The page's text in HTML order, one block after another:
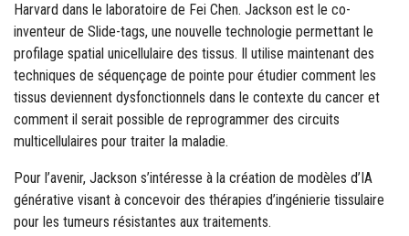
Harvard dans le laboratoire de Fei Chen. Jackson est le co-
inventeur de Slide-tags, une nouvelle technologie permettant le
profilage spatial unicellulaire des tissus. Il utilise maintenant des
techniques de séquençage de pointe pour étudier comment les
tissus deviennent dysfonctionnels dans le contexte du cancer et
comment il serait possible de reprogrammer des circuits
multicellulaires pour traiter la maladie.
Pour l’avenir, Jackson s’intéresse à la création de modèles d’IA
générative visant à concevoir des thérapies d’ingénierie tissulaire
pour les tumeurs résistantes aux traitements.